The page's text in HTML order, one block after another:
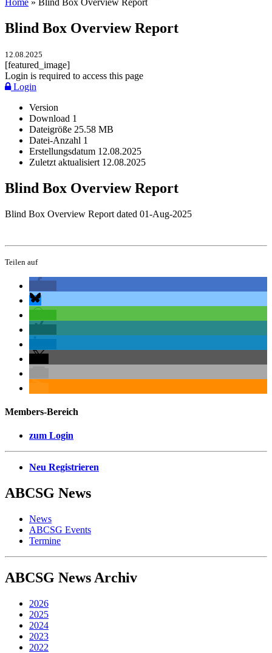
Blind Box Overview Report
12.08.2025
[featured_image]
Login is required to access this page
Login
Version
Download 1
Dateigröße 25.58 MB
Datei-Anzahl 1
Erstellungsdatum 12.08.2025
Zuletzt aktualisiert 12.08.2025
Blind Box Overview Report
Blind Box Overview Report dated 01-Aug-2025
Teilen auf
Members-Bereich
zum Login
Neu Registrieren
ABCSG News
News
ABCSG Events
Termine
ABCSG News Archiv
2026
2025
2024
2023
2022